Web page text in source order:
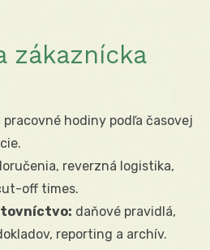
zákaznícka
pracovné hodiny podľa časovej
reverzná logistika,
off times.
daňové pravidlá,
reporting a archív.